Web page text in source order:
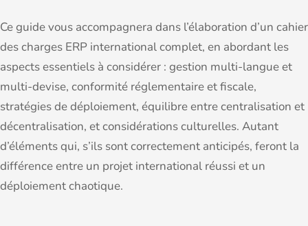
Ce guide vous accompagnera dans l’élaboration d’un cahier
des charges ERP international complet, en abordant les
aspects essentiels à considérer : gestion multi-langue et
multi-devise, conformité réglementaire et fiscale,
stratégies de déploiement, équilibre entre centralisation et
décentralisation, et considérations culturelles. Autant
d’éléments qui, s’ils sont correctement anticipés, feront la
différence entre un projet international réussi et un
déploiement chaotique.